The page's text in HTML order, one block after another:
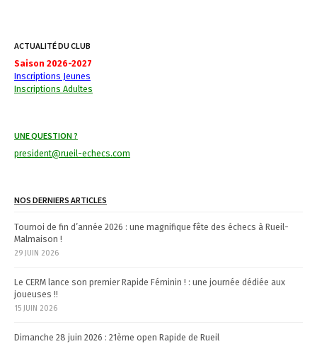
n
a
v
g
t
i
o
n
ACTUALITÉ DU CLUB
Saison 2026-2027
Inscriptions Jeunes
Inscriptions Adultes
UNE QUESTION ?
president@rueil-echecs.com
NOS DERNIERS ARTICLES
Tournoi de fin d’année 2026 : une magnifique fête des échecs à Rueil-
Malmaison !
29 JUIN 2026
Le CERM lance son premier Rapide Féminin ! : une journée dédiée aux
joueuses !!
15 JUIN 2026
Dimanche 28 juin 2026 : 21ème open Rapide de Rueil